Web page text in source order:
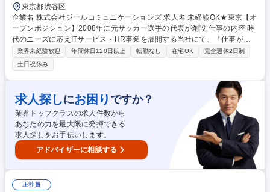
東京都渋谷区
企業名 株式会社ジールコミュニケーションズ 求人名 未経験OK★東京【オ
ープンポジション】2008年に元サッカー選手の代表が創設 仕事の内容 時
代のニーズに応えITサービス・HR事業を展開する当社にて、「仕事が楽
しいと、人生が楽しい。」というスローガンのもと、一緒に働きません
か？貴方のご希望と適性に合わせて職種を相談していくポジションです！
■HR事業：採用実施企業の開拓をお任せします。テレアポ～企業訪問・商
談を通して実際に担当者から採用ニーズをヒアリングし、最適なサービス
をご提案します。 ■デジタルリスク事業:インターネット上の誹謗中傷やネ
ガティブな情報が表示されてしまう企業に対して、「風評被害対策」とい
うソリューションを提案。 募集職種 未経験OK★東京【オープンポジショ
ン】2008年に元サッカー選手の代表が創設
業界未経験歓迎 年間休日120日以上 転勤なし 在宅OK
完全週休2日制
土日祝休み
求人探しにお困り ですか？
業界トップクラスの求人件数から
あなたの力を最大限に発揮できる
求人探しをお手伝いします。
アドバイザーに相談する
正社員